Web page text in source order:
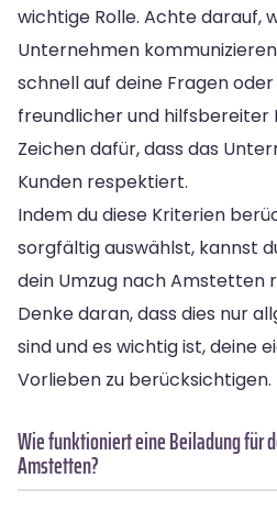
wichtige Rolle. Achte darauf,
Unternehmen
schnell auf deine Fragen
freundlicher und hilfsbereiter
Zeichen dafür, dass das
Kunden respektiert.
Indem du diese Kriterien
sorgfältig auswählst, kannst
dein Umzug nach Amstetten
Denke daran, dass dies nur
sind und es wichtig ist, deine
Vorlieben zu berücksichtigen.
Wie funktioniert eine Beiladung für
Amstetten?